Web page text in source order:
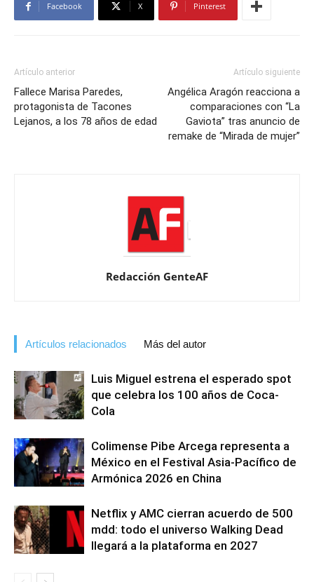
Facebook X Pinterest
Artículo anterior
Fallece Marisa Paredes,
protagonista de Tacones
Lejanos, a los 78 años de edad
Artículo siguiente
Angélica Aragón reacciona a
comparaciones con “La
Gaviota” tras anuncio de
remake de “Mirada de mujer”
Redacción GenteAF
Artículos relacionados Más del autor
Luis Miguel estrena el esperado spot
que celebra los 100 años de Coca-
Cola
Colimense Pibe Arcega representa a
México en el Festival Asia-Pacífico de
Armónica 2026 en China
Netflix y AMC cierran acuerdo de 500
mdd: todo el universo Walking Dead
llegará a la plataforma en 2027